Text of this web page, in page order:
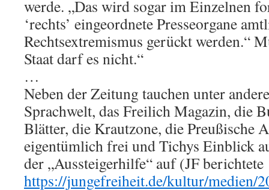
werde. „Das wird sogar im Einzelnen
‘rechts’ eingeordnete Presseorgane
Rechtsextremismus gerückt werden.“
Staat darf es nicht.“
…
Neben der Zeitung tauchen unter
Sprachwelt, das Freilich Magazin, die
Blätter, die Krautzone, die Preußische
eigentümlich frei und Tichys Einblick
der „Aussteigerhilfe“ auf (JF berichtete
https://jungefreiheit.de/kultur/medien/